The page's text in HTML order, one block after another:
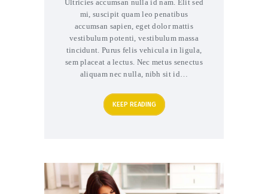
Ultricies accumsan nulla id nam. Elit sed
mi, suscipit quam leo penatibus
accumsan sapien, eget dolor mattis
vestibulum potenti, vestibulum massa
tincidunt. Purus felis vehicula in ligula,
sem placeat a lectus. Nec metus senectus
aliquam nec nulla, nibh sit id…
KEEP READING